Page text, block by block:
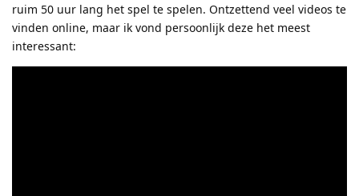
ruim 50 uur lang het spel te spelen. Ontzettend veel videos te
vinden online, maar ik vond persoonlijk deze het meest
interessant: